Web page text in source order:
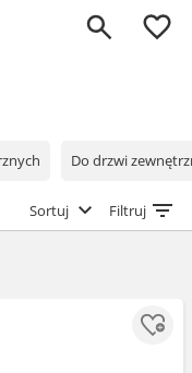
0
Do drzwi
Sortuj Filtruj